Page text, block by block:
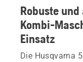
Robuste
Kombi-
Einsatz
Die Husqvarna